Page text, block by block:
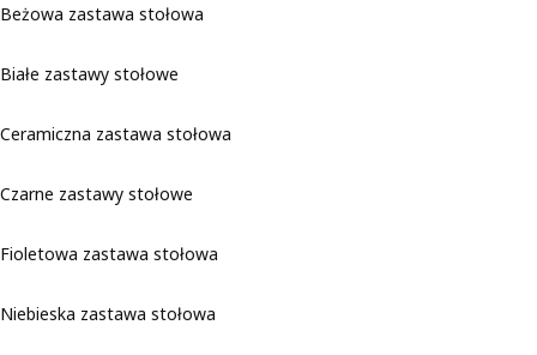
Beżowa zastawa stołowa
Białe zastawy stołowe
Ceramiczna zastawa stołowa
Czarne zastawy stołowe
Fioletowa zastawa stołowa
Niebieska zastawa stołowa